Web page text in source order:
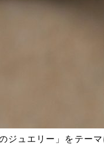
ュエリー」をテーマ